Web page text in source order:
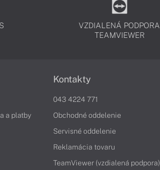
VZDIALENÁ PODPORA
TEAMVIEWER
a platby
Kontakty
043 4224 771
Obchodné oddelenie
Servisné oddelenie
Reklamácia tovaru
TeamViewer (vzdialená podpora)